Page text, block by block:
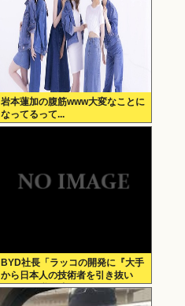
岩本蓮加の腹筋www大変なことに
なってるって...
BYD社長「ラッコの開発に『大手
から日本人の技術者を引き抜い
た』って噂は嘘。開発チームに日
本人は0人です」